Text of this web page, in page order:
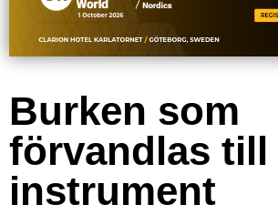
Burken som
förvandlas till
instrument